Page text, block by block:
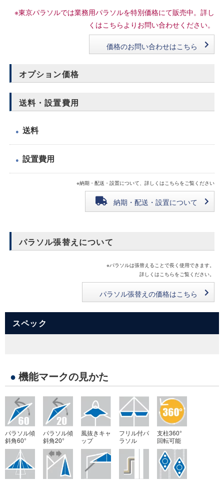
※東京パラソルでは業務用パラソルを特別価格にて販売中。詳し
くはこちらよりお問い合わせください。
価格のお問い合わせはこちら
オプション価格
送料・設置費用
● 送料
● 設置費用
※納期・配送・設置について、詳しくはこちらをご覧ください
納期・配送・設置について
パラソル張替えについて
※パラソルは張替えることで長く使用できます。
詳しくはこちらをご覧ください。
パラソル張替えの価格はこちら
スペック
● 機能マークの見かた
パラソル傾
斜角60°
パラソル傾
斜角20°
風抜きキャ
ップ
フリル付パ
ラソル
支柱360°
回転可能